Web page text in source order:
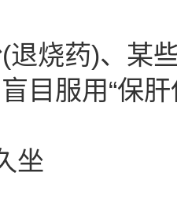
退烧药)、某
目服用“保
坐